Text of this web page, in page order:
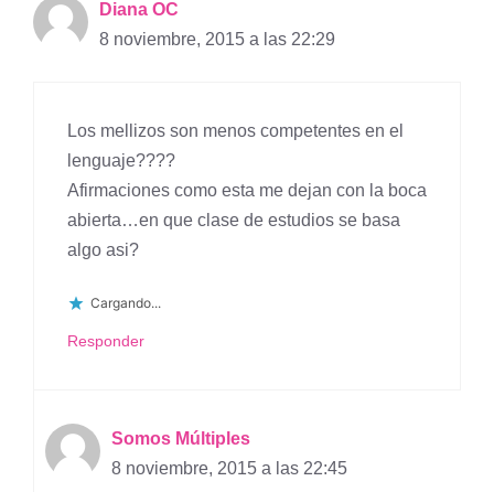
Diana OC
8 noviembre, 2015 a las 22:29
Los mellizos son menos competentes en el
lenguaje????
Afirmaciones como esta me dejan con la boca
abierta…en que clase de estudios se basa
algo asi?
Cargando...
Responder
Somos Múltiples
8 noviembre, 2015 a las 22:45